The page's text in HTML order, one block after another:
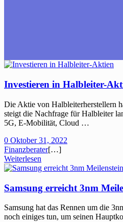
Investieren in Halbleiter-
Die Aktie von Halbleiterherstellern
steigt die Nachfrage für Halbleiter
5G, E-Mobilität, Cloud …
0 Oktober 31, 2022
Finanzberater[…]
Weiterlesen
Samsung erreicht 3nm
Samsung hat das Rennen um die
noch einiges tun, um seinen